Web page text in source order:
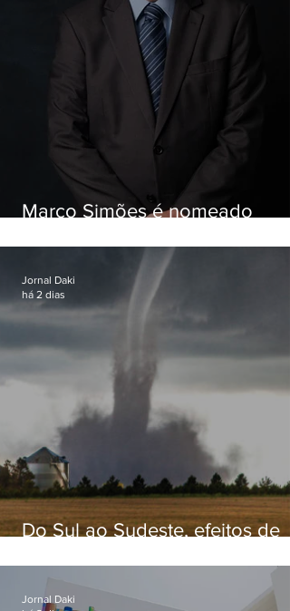
Marco Simões é nomeado
Do Sul ao Sudeste, efeitos de
apreensão na população
Jornal Daki
há 2 dias
Jornal Daki